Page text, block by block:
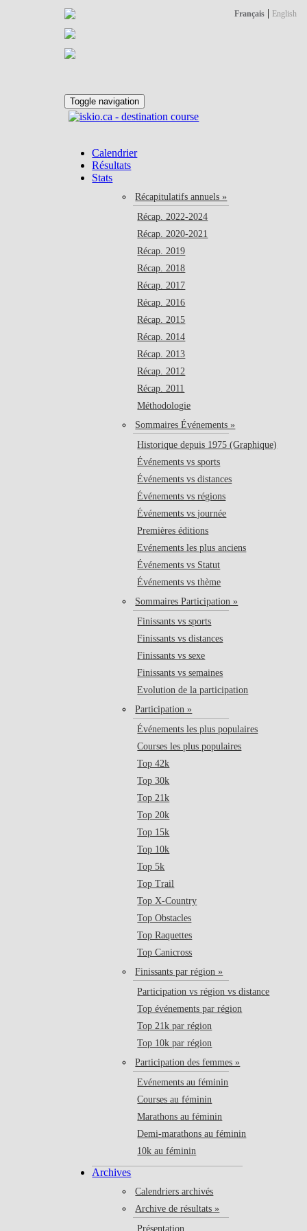
Toggle navigation
Calendrier
Résultats
Stats
Récapitulatifs annuels »
Récap. 2022-2024
Récap. 2020-2021
Récap. 2019
Récap. 2018
Récap. 2017
Récap. 2016
Récap. 2015
Récap. 2014
Récap. 2013
Récap. 2012
Récap. 2011
Méthodologie
Sommaires Événements »
Historique depuis 1975 (Graphique)
Événements vs sports
Événements vs distances
Événements vs régions
Événements vs journée
Premières éditions
Evénements les plus anciens
Événements vs Statut
Événements vs thème
Sommaires Participation »
Finissants vs sports
Finissants vs distances
Finissants vs sexe
Finissants vs semaines
Evolution de la participation
Participation »
Événements les plus populaires
Courses les plus populaires
Top 42k
Top 30k
Top 21k
Top 20k
Top 15k
Top 10k
Top 5k
Top Trail
Top X-Country
Top Obstacles
Top Raquettes
Top Canicross
Finissants par région »
Participation vs région vs distance
Top événements par région
Top 21k par région
Top 10k par région
Participation des femmes »
Evénements au féminin
Courses au féminin
Marathons au féminin
Demi-marathons au féminin
10k au féminin
Archives
Calendriers archivés
Archive de résultats »
Présentation
Français | English